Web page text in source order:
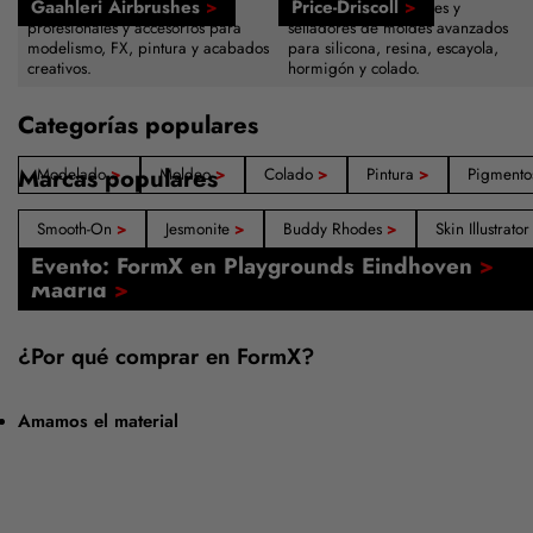
Gaahleri Airbrushes >
Sistemas de aerografía
profesionales y accesorios para
modelismo, FX, pintura y acabados
creativos.
Price-Driscoll >
Agentes desmoldeantes y
selladores de moldes avanzados
para silicona, resina, escayola,
hormigón y colado.
Categorías populares
Modelado> Moldeo> Colado > Pintura >
Marcas populares
Smooth-On > Jesmonite > Buddy Rhodes > Skin Illustrator
Nuestras tiendas: Ámsterdam, Barcelona,
Madrid >
Evento: FormX en Playgrounds Eindhoven >
¿Por qué comprar en FormX?
Amamos el material